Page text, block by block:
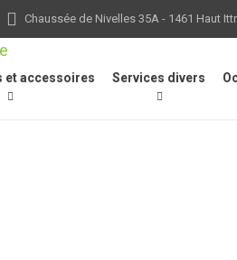
Chaussée de Nivelles 35A - 1461 Haut
et accessoires Services divers